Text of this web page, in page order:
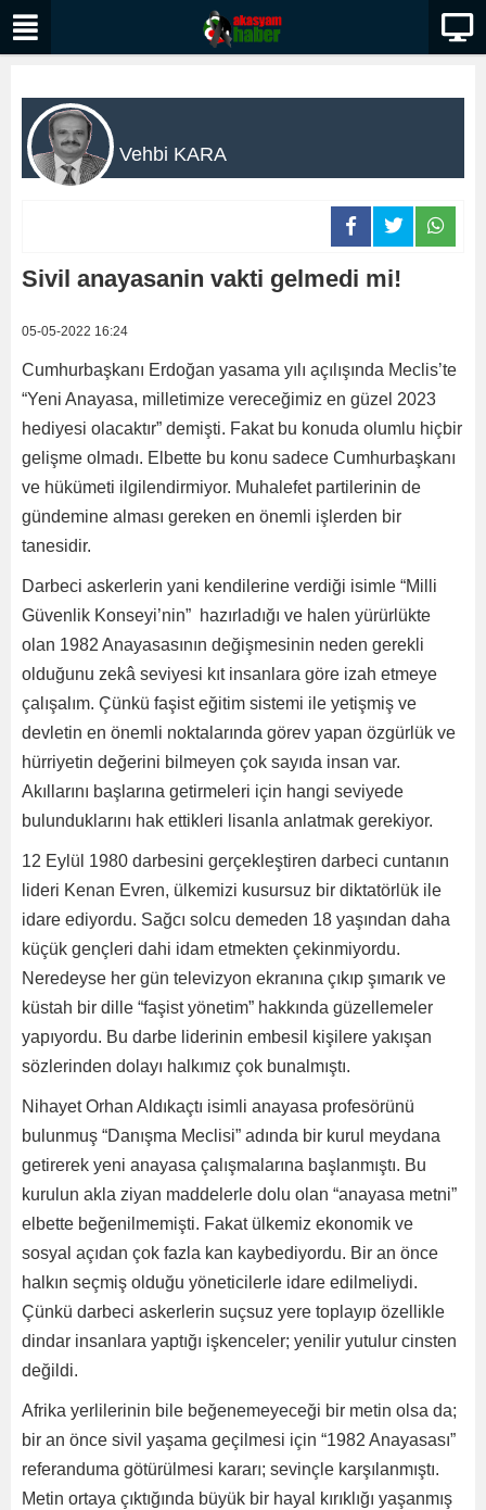
Vehbi KARA
Sivil anayasanin vakti gelmedi mi!
05-05-2022 16:24
Cumhurbaşkanı Erdoğan yasama yılı açılışında Meclis’te
“Yeni Anayasa, milletimize vereceğimiz en güzel 2023
hediyesi olacaktır” demişti. Fakat bu konuda olumlu hiçbir
gelişme olmadı. Elbette bu konu sadece Cumhurbaşkanı
ve hükümeti ilgilendirmiyor. Muhalefet partilerinin de
gündemine alması gereken en önemli işlerden bir
tanesidir.
Darbeci askerlerin yani kendilerine verdiği isimle “Milli
Güvenlik Konseyi’nin” hazırladığı ve halen yürürlükte
olan 1982 Anayasasının değişmesinin neden gerekli
olduğunu zekâ seviyesi kıt insanlara göre izah etmeye
çalışalım. Çünkü faşist eğitim sistemi ile yetişmiş ve
devletin en önemli noktalarında görev yapan özgürlük ve
hürriyetin değerini bilmeyen çok sayıda insan var.
Akıllarını başlarına getirmeleri için hangi seviyede
bulunduklarını hak ettikleri lisanla anlatmak gerekiyor.
12 Eylül 1980 darbesini gerçekleştiren darbeci cuntanın
lideri Kenan Evren, ülkemizi kusursuz bir diktatörlük ile
idare ediyordu. Sağcı solcu demeden 18 yaşından daha
küçük gençleri dahi idam etmekten çekinmiyordu.
Neredeyse her gün televizyon ekranına çıkıp şımarık ve
küstah bir dille “faşist yönetim” hakkında güzellemeler
yapıyordu. Bu darbe liderinin embesil kişilere yakışan
sözlerinden dolayı halkımız çok bunalmıştı.
Nihayet Orhan Aldıkaçtı isimli anayasa profesörünü
bulunmuş “Danışma Meclisi” adında bir kurul meydana
getirerek yeni anayasa çalışmalarına başlanmıştı. Bu
kurulun akla ziyan maddelerle dolu olan “anayasa metni”
elbette beğenilmemişti. Fakat ülkemiz ekonomik ve
sosyal açıdan çok fazla kan kaybediyordu. Bir an önce
halkın seçmiş olduğu yöneticilerle idare edilmeliydi.
Çünkü darbeci askerlerin suçsuz yere toplayıp özellikle
dindar insanlara yaptığı işkenceler; yenilir yutulur cinsten
değildi.
Afrika yerlilerinin bile beğenemeyeceği bir metin olsa da;
bir an önce sivil yaşama geçilmesi için “1982 Anayasası”
referanduma götürülmesi kararı; sevinçle karşılanmıştı.
Metin ortaya çıktığında büyük bir hayal kırıklığı yaşanmış